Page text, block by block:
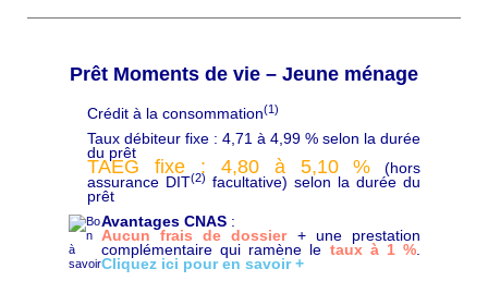
Prêt Moments de vie – Jeune ménage
Crédit à la consommation(1)
Taux débiteur fixe : 4,71 à 4,99 % selon la durée
du prêt
TAEG fixe : 4,80 à 5,10 %(hors
assurance DIT(2) facultative) selon la durée du
prêt
Avantages CNAS:
Aucun frais de dossier+ une prestation
complémentaire qui ramène le taux à 1 %.
Cliquez ici pour en savoir +